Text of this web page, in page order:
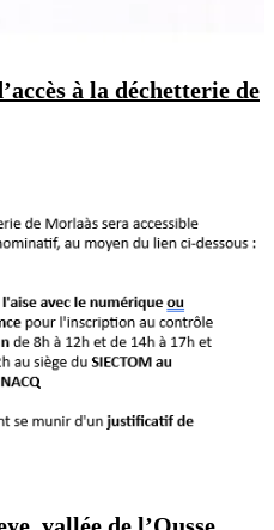
à la déchetterie de